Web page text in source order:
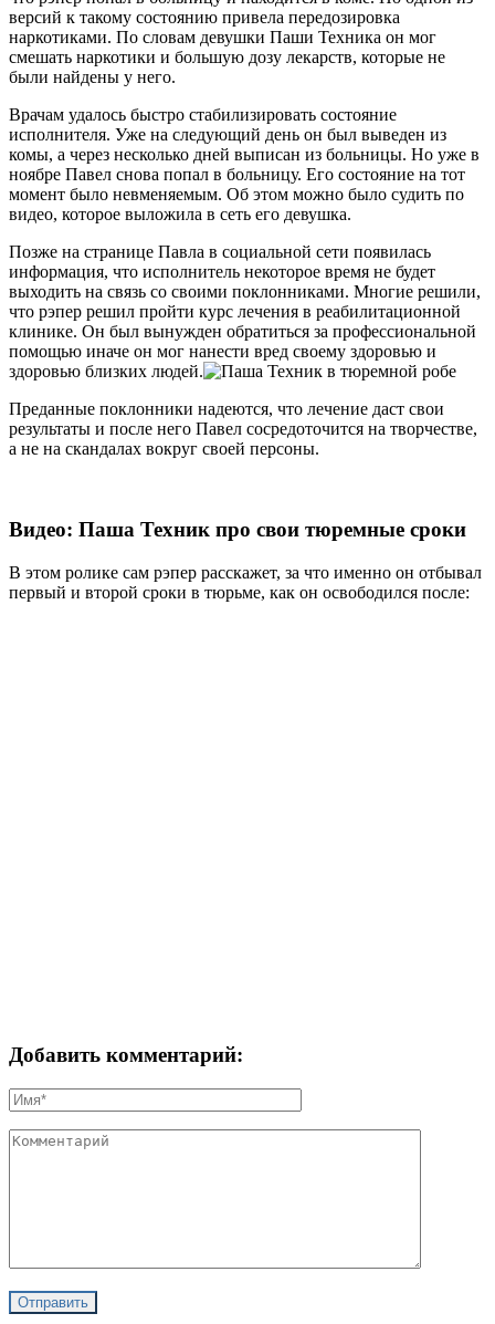
версий к такому состоянию привела передозировка
наркотиками. По словам девушки Паши Техника он мог
смешать наркотики и большую дозу лекарств, которые не
были найдены у него.
Врачам удалось быстро стабилизировать состояние
исполнителя. Уже на следующий день он был выведен из
комы, а через несколько дней выписан из больницы. Но уже в
ноябре Павел снова попал в больницу. Его состояние на тот
момент было невменяемым. Об этом можно было судить по
видео, которое выложила в сеть его девушка.
Позже на странице Павла в социальной сети появилась
информация, что исполнитель некоторое время не будет
выходить на связь со своими поклонниками. Многие решили,
что рэпер решил пройти курс лечения в реабилитационной
клинике. Он был вынужден обратиться за профессиональной
помощью иначе он мог нанести вред своему здоровью и
здоровью близких людей.
Преданные поклонники надеются, что лечение даст свои
результаты и после него Павел сосредоточится на творчестве,
а не на скандалах вокруг своей персоны.
Видео: Паша Техник про свои тюремные сроки
В этом ролике сам рэпер расскажет, за что именно он отбывал
первый и второй сроки в тюрьме, как он освободился после:
Добавить комментарий: